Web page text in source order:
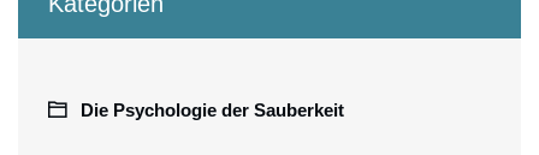
Die Psychologie der Sauberkeit